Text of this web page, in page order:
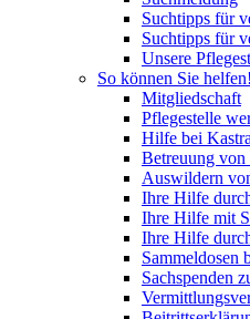
Suchtipps für
Suchtipps für
Unsere
So können Sie helfen!
Mitgliedschaft
Pflegestelle
Hilfe bei
Betreuung von
Auswildern
Ihre Hilfe
Ihre Hilfe mit
Ihre Hilfe
Sammeldosen
Sachspenden